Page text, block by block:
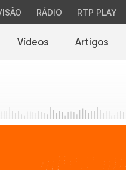
RÁDIO RTP PLAY
Vídeos Artigos